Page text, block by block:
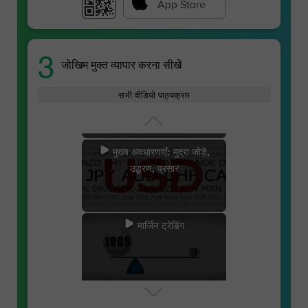
3 जोखिम मुक्त व्यापार करना सीखें
सभी वीडियो पाठ्यक्रम
मुख्य अवधारणाएँ: मुद्रा जोड़े,
उद्धरण, प्रसार
मार्जिन ट्रेडिंग
लकी ट्रेडर्स